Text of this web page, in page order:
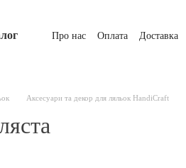
Про нас Оплата Доставка
Аксесуари та декор для ляльок HandiCraft